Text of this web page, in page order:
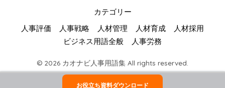
カテゴリー
人事評価 人事戦略 人材管理 人材育成
人材採用
ビジネス用語全般
人事労務
© 2026 カオナビ人事用語集 All rights reserved.
お役立ち資料ダウンロード